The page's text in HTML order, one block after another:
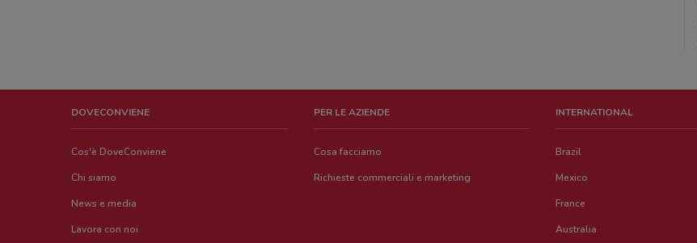
DOVECONVIENE
Cos'è DoveConviene
Chi siamo
News e media
Lavora con noi
PER LE AZIENDE
Cosa facciamo
Richieste commerciali e marketing
INTERNATIONAL
Brazil
Mexico
France
Australia